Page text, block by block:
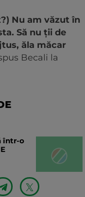
Nu am văzut în
Să nu ții de
ăla măcar
Becali la
într-o